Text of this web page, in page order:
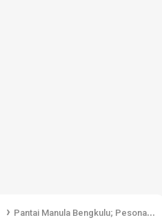
› Pantai Manula Bengkulu; Pesona Tanah Lot di Kaur yang Istimewa